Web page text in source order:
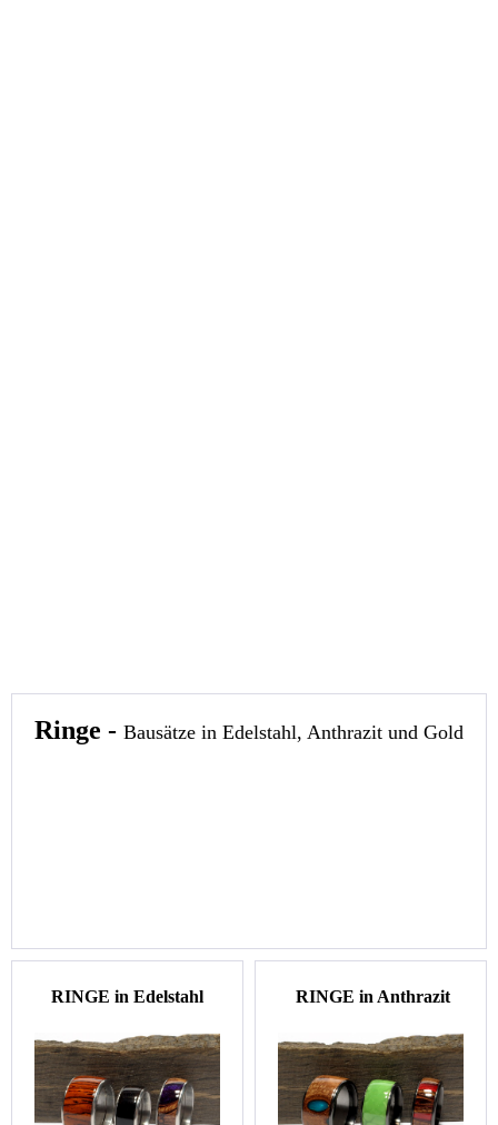
Ringe - Bausätze in Edelstahl, Anthrazit und Gold
RINGE in Edelstahl RINGE in Anthrazit